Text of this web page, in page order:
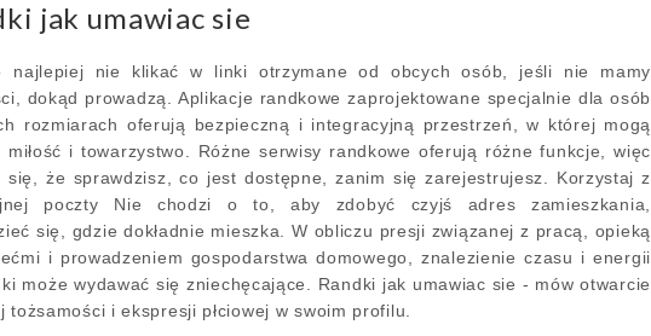
jak umawiac sie
najlepiej nie klikać w linki otrzymane od obcych osób, jeśli nie mamy
dokąd prowadzą. Aplikacje randkowe zaprojektowane specjalnie dla osób
rozmiarach oferują bezpieczną i integracyjną przestrzeń, w której mogą
miłość i towarzystwo. Różne serwisy randkowe oferują różne funkcje, więc
się, że sprawdzisz, co jest dostępne, zanim się zarejestrujesz. Korzystaj z
poczty Nie chodzi o to, aby zdobyć czyjś adres zamieszkania,
się, gdzie dokładnie mieszka. W obliczu presji związanej z pracą, opieką
i prowadzeniem gospodarstwa domowego, znalezienie czasu i energii
może wydawać się zniechęcające. Randki jak umawiac sie - mów otwarcie
tożsamości i ekspresji płciowej w swoim profilu.